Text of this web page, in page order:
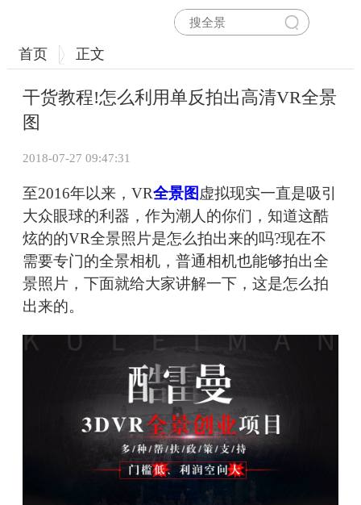
首页 正文
干货教程!怎么利用单反拍出高清VR全景
图
2018-07-27 09:47:31
至2016年以来，VR全景图 虚拟现实一直是吸引
大众眼球的利器，作为潮人的你们，知道这酷
炫的的VR全景照片是怎么拍出来的吗?现在不
需要专门的全景相机，普通相机也能够拍出全
景照片，下面就给大家讲解一下，这是怎么拍
出来的。